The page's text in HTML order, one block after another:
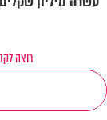
רוצה